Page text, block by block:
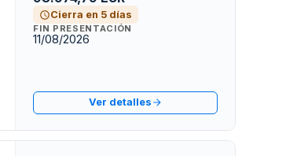
Cierra en 5 días
FIN PRESENTACIÓN
11/08/2026
Ver detalles